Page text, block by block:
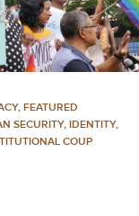
, FEATURED
SECURITY, IDENTITY,
COUP